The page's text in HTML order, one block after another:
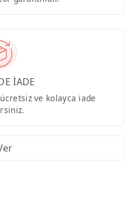
İADE
ve kolayca iade